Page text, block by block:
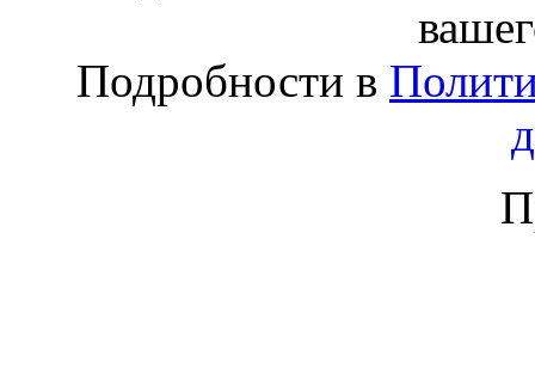
Подробности в